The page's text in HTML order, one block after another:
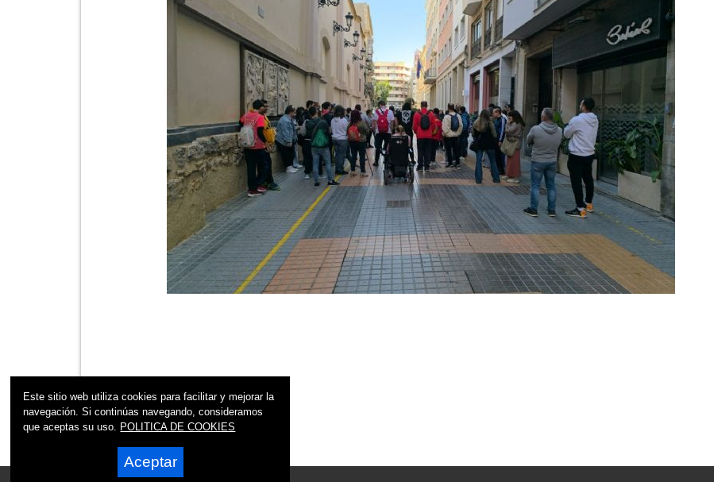
Este sitio web utiliza cookies para facilitar y mejorar la
navegación. Si continúas navegando, consideramos
que aceptas su uso. POLITICA DE COOKIES
Aceptar